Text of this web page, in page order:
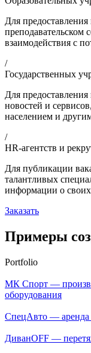
Для
преподавательском
взаимодействия с
/
Государственных
Для
новостей и
населением и
/
HR-агентств и
Для публикации
талантливых
информации о своих
Заказать
Примеры
Portfolio
МК Спорт —
оборудования
СпецАвто — аренда
ДиванOFF —